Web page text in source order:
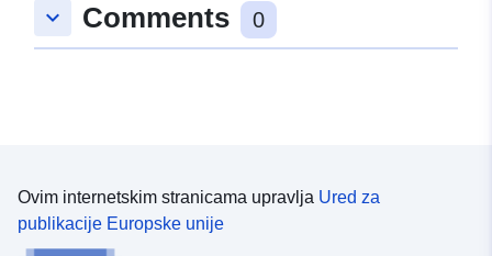
keyboard_arrow_down Comments 0
Ovim internetskim stranicama upravlja Ured za
publikacije Europske unije